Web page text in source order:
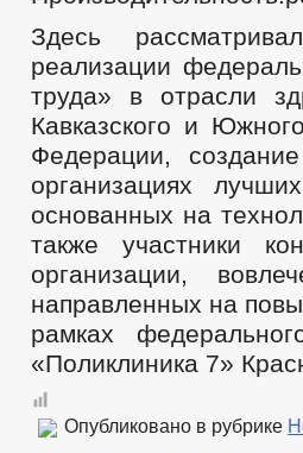
Здесь
реализации
труда» в отрасли
Кавказского и
Федерации,
организациях
основанных на
также участники
организации,
направленных на
рамках
«Поликлиника 7»
Опубликовано в рубрике